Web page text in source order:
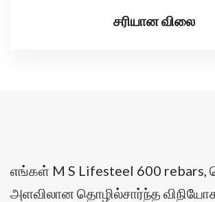
சரியான விலை
எங்கள் M S Lifesteel 600 rebars,
அளவிலான தொழில்சார்ந்த